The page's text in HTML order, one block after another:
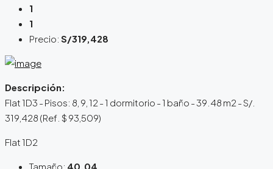
1
1
Precio: S/319,428
Descripción:
Flat 1D3 - Pisos: 8, 9, 12 - 1 dormitorio - 1 baño - 39.48 m2 - S/.
319,428 (Ref. $ 93,509)
Flat 1D2
Tamaño: 40.04